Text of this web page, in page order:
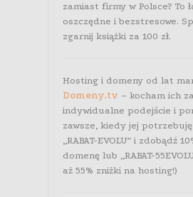
zamiast firmy w Polsce? To
oszczędne i bezstresowe.
zgarnij książki za 100 zł.
Hosting i domeny od lat
Domeny.tv – kocham ich za
indywidualne podejście i
zawsze, kiedy jej
„RABAT-EVOLU” i zdobądź
domenę lub „RABAT-
aż 55% zniżki na hosting!)